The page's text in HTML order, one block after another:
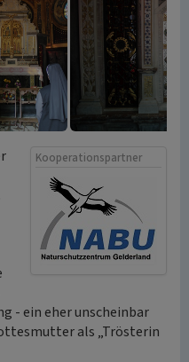
Kooperationspartner
- ein eher unscheinbar
als „Trösterin